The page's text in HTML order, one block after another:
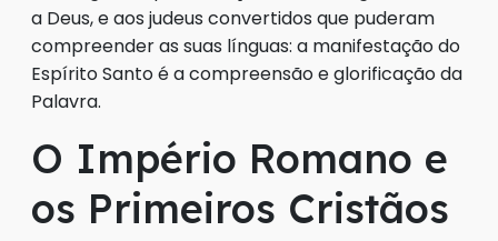
a Deus, e aos judeus convertidos que puderam
compreender as suas línguas: a manifestação do
Espírito Santo é a compreensão e glorificação da
Palavra.
O Império Romano e
os Primeiros Cristãos